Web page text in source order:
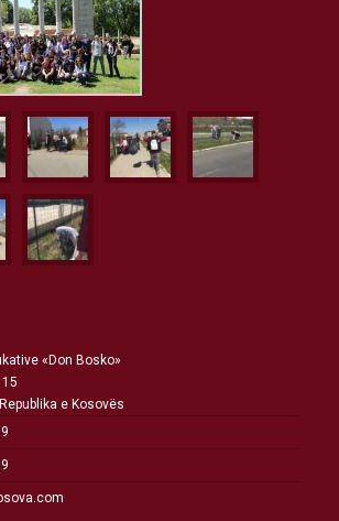
«Don Bosko»
e Kosovës